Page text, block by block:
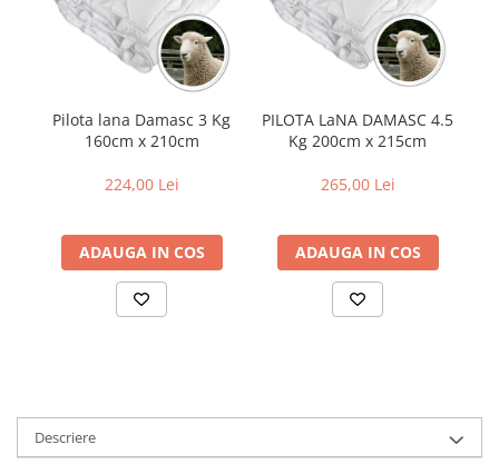
Pilota lana Damasc 3 Kg
160cm x 210cm
224,00 Lei
ADAUGA IN COS
PILOTA LaNA DAMASC 4.5
Kg 200cm x 215cm
265,00 Lei
ADAUGA IN COS
Descriere